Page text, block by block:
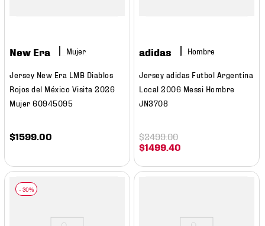
New Era Mujer
Jersey New Era LMB Diablos
Rojos del México Visita 2026
Mujer 60945095
$1599.00
adidas Hombre
Jersey adidas Futbol Argentina
Local 2006 Messi Hombre
JN3708
$1499.40
$2499.00